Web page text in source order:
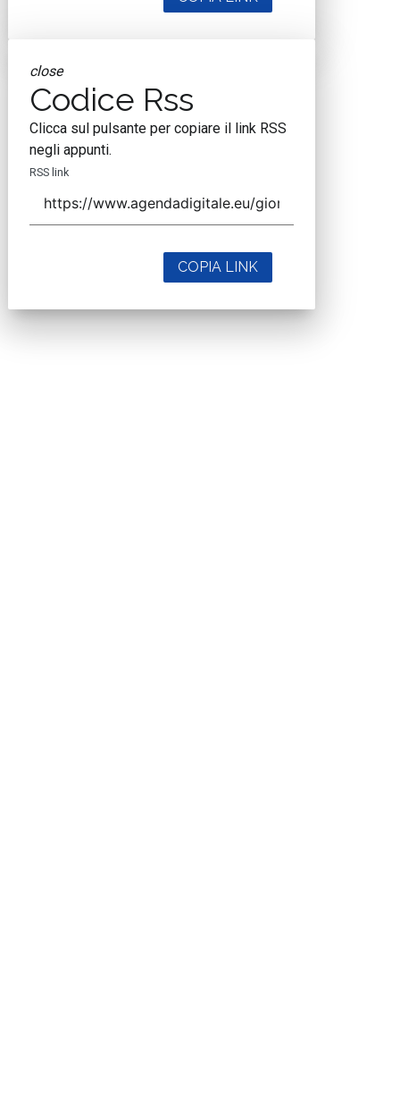
close
Codice Rss
Clicca sul pulsante per copiare il link RSS
negli appunti.
RSS link
COPIA LINK